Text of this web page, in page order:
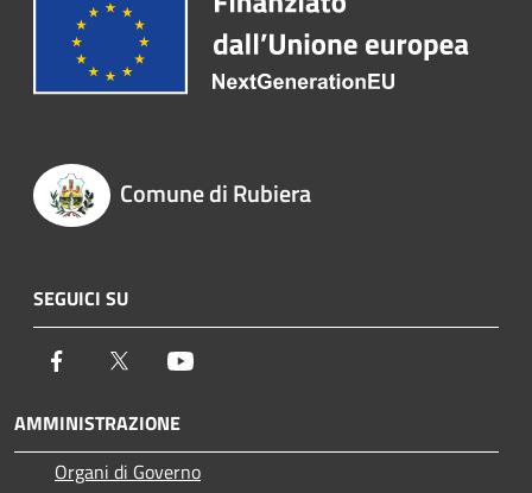
Comune di Rubiera
SEGUICI SU
Facebook Twitter
AMMINISTRAZIONE
Organi di Governo